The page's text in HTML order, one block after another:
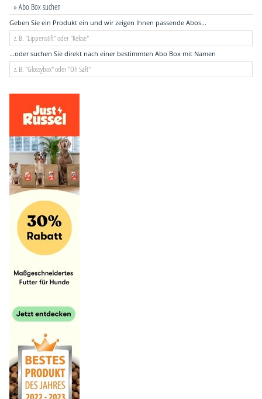
» Abo Box suchen
Geben Sie ein Produkt ein und wir zeigen Ihnen passende Abos...
...oder suchen Sie direkt nach einer bestimmten Abo Box mit Namen